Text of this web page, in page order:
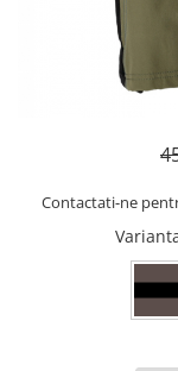
Accesorii diverse
Etichetare si
Arhivare si
Pixuri metalice
Seturi de scris
Instrumente de
Creioane
Contactati-ne